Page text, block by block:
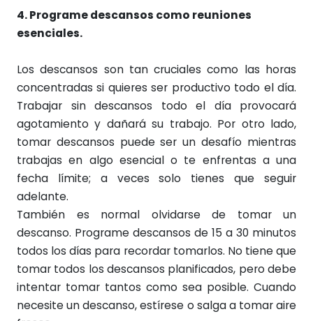
4. Programe descansos como reuniones
esenciales.
Los descansos son tan cruciales como las horas
concentradas si quieres ser productivo todo el día.
Trabajar sin descansos todo el día provocará
agotamiento y dañará su trabajo. Por otro lado,
tomar descansos puede ser un desafío mientras
trabajas en algo esencial o te enfrentas a una
fecha límite; a veces solo tienes que seguir
adelante.
También es normal olvidarse de tomar un
descanso. Programe descansos de 15 a 30 minutos
todos los días para recordar tomarlos. No tiene que
tomar todos los descansos planificados, pero debe
intentar tomar tantos como sea posible. Cuando
necesite un descanso, estírese o salga a tomar aire